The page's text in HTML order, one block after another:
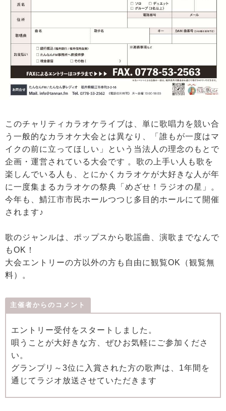
このチャリティカラオケライブは、単に歌唱力を競い合
う一般的なカラオケ大会とは異なり、「誰もが一度はマ
イクの前に立ってほしい」という当法人の理念のもとで
企画・運営されている大会です 。歌の上手い人も歌を
楽しんでいる人も、とにかくカラオケが大好きな人が年
に一度集まるカラオケの祭典「めざせ！ラジオの星」。
今年も、鯖江市市民ホールつつじ多目的ホールにて開催
されます♪
歌のジャンルは、ポップスから歌謡曲、演歌までなんで
もOK！
大会エントリーの方以外の方も自由に観覧OK（観覧無
料）。
主催者からのコメント
エントリー受付をスタートしました。
唄うことが大好きな方、ぜひお気軽にご参加くださ
い。
グランプリ～3位に入賞された方の歌声は、1年間を
通じてラジオ放送させていただきます